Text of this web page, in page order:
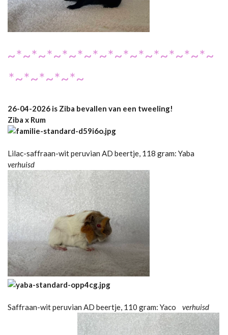
~*~*~*~*~*~*~*~*~*~*~*~*~*~
*~*~*~*~*~
26-04-2026 is Ziba bevallen van een tweeling!
Ziba x Rum
Lilac-saffraan-wit peruvian AD beertje, 118 gram: Yaba
verhuisd
Saffraan-wit peruvian AD beertje, 110 gram: Yaco verhuisd